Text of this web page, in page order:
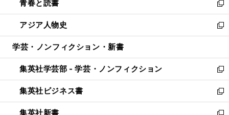
で
開
く
ド
ウ
で
開
ィ
ン
ド
ウ
開
く
い
ウ
ィ
ン
ウ
で
開
く
青春と読書
新
し
い
ウ
ン
ド
ウ
で
開
く
アジア人物史
新
し
ウ
ィ
ン
ド
ウ
で
学芸・ノンフィクション・新書
集英社学芸部 - 学芸・ノンフィクション
新
し
い
ウ
集英社ビジネス書
新
し
集英社新書